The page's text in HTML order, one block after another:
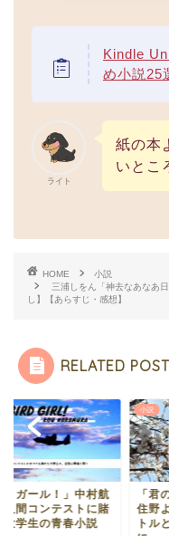
Kindle
め小説25
ライト
紙の本
いとこ
HOME
小説
三浦しをん「神去なあなあ
し】【あらすじ・感想】
RELATED POST
の膵臓をたべたい」
よる｜衝撃的なタイ
と、「僕」の名前
小説
「家
月｜
のな